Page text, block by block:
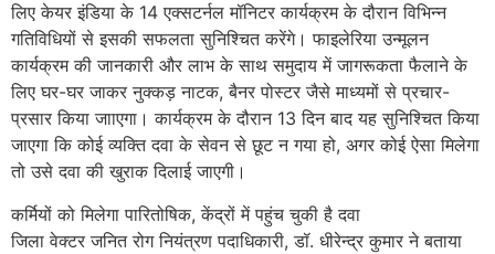
लिए केयर इंडिया के 14 एक्सटर्नल मॉनिटर कार्यक्रम के दौरान विभिन्न
गतिविधियों से इसकी सफलता सुनिश्चित करेंगे। फाइलेरिया उन्मूलन
कार्यक्रम की जानकारी और लाभ के साथ समुदाय में जागरूकता फैलाने के
लिए घर-घर जाकर नुक्कड़ नाटक, बैनर पोस्टर जैसे माध्यमों से प्रचार-
प्रसार किया जााएगा। कार्यक्रम के दौरान 13 दिन बाद यह सुनिश्चित किया
जाएगा कि कोई व्यक्ति दवा के सेवन से छूट न गया हो, अगर कोई ऐसा मिलेगा
तो उसे दवा की खुराक दिलाई जाएगी।
कर्मियों को मिलेगा पारितोषिक, केंद्रों में पहुंच चुकी है दवा
जिला वेक्टर जनित रोग नियंत्रण पदाधिकारी, डॉ. धीरेन्द्र कुमार ने बताया